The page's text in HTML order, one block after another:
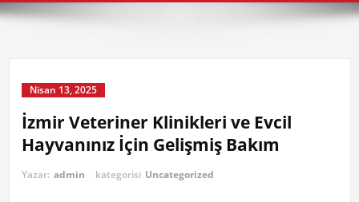
Nisan 13, 2025
İzmir Veteriner Klinikleri ve Evcil
Hayvanınız İçin Gelişmiş Bakım
Yazar: admin kategorisi Uncategorized